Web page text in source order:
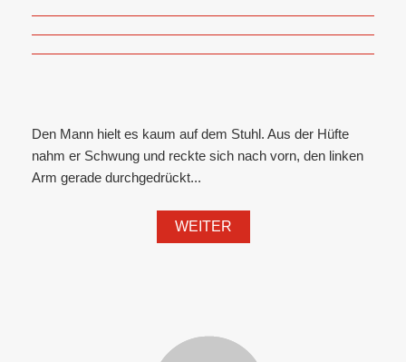
Den Mann hielt es kaum auf dem Stuhl. Aus der Hüfte
nahm er Schwung und reckte sich nach vorn, den linken
Arm gerade durchgedrückt...
WEITER